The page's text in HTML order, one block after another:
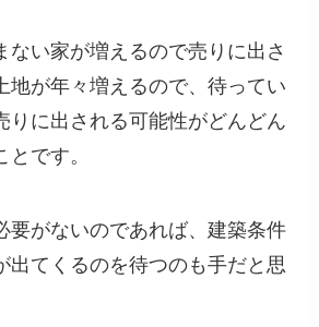
ない家が増えるので売りに出さ
地が年々増えるので、待ってい
りに出される可能性がどんどん
です。
要がないのであれば、建築条件
出てくるのを待つのも手だと思